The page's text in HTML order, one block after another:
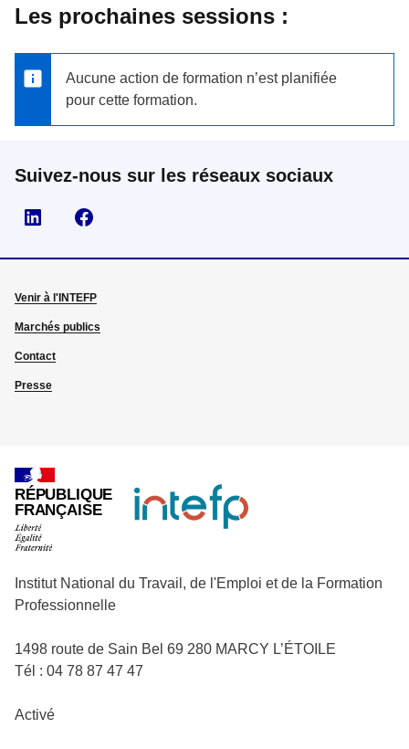
Les prochaines sessions :
Aucune action de formation n’est planifiée
pour cette formation.
Suivez-nous sur les réseaux sociaux
Visiter la page Linkedin
Venir à l'INTEFP
Marchés publics
Contact
Presse
RÉPUBLIQUE
FRANÇAISE
Institut National du Travail, de l'Emploi et de la Formation
Professionnelle
1498 route de Sain Bel 69 280 MARCY L’ÉTOILE
Tél : 04 78 87 47 47
Activé